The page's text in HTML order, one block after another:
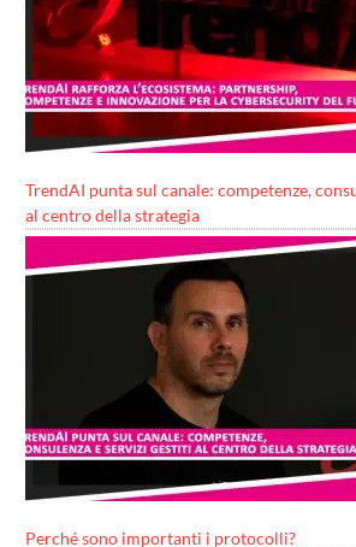
TrendAI punta sul canale: competenze,
al centro della strategia
Perché sono importanti i protocolli?